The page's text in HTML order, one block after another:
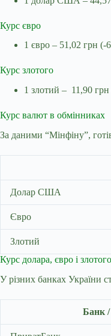
Курс євро
1 євро – 51,02 грн (-
Курс злотого
1 злотий – 11,90
Курс валют в обмінниках
За даними “Мінфіну”,
Долар США
Євро
Злотий
Курс долара, євро і
У різних банках України
Банк